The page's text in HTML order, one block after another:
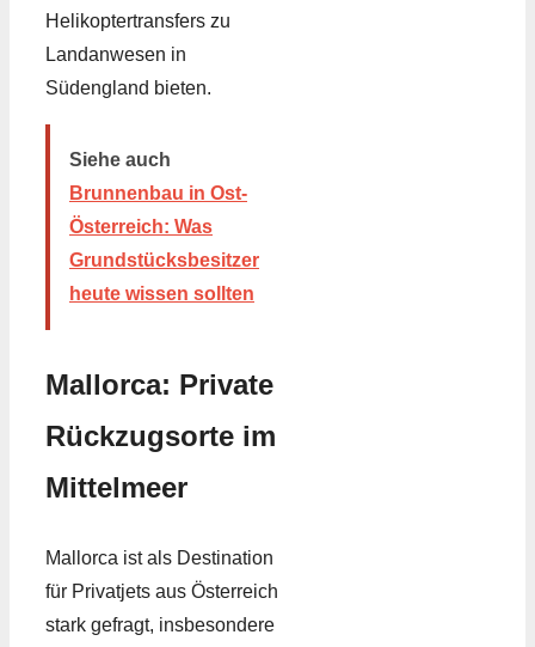
Helikoptertransfers zu
Landanwesen in
Südengland bieten.
Siehe auch
Brunnenbau in Ost-
Österreich: Was
Grundstücksbesitzer
heute wissen sollten
Mallorca: Private
Rückzugsorte im
Mittelmeer
Mallorca ist als Destination
für Privatjets aus Österreich
stark gefragt, insbesondere